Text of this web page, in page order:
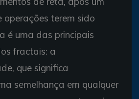
operações terem sido
é uma das principais
fractais: a
que significa
semelhança em qualquer